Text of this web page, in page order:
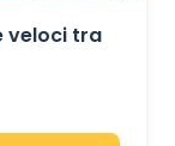
veloci tra